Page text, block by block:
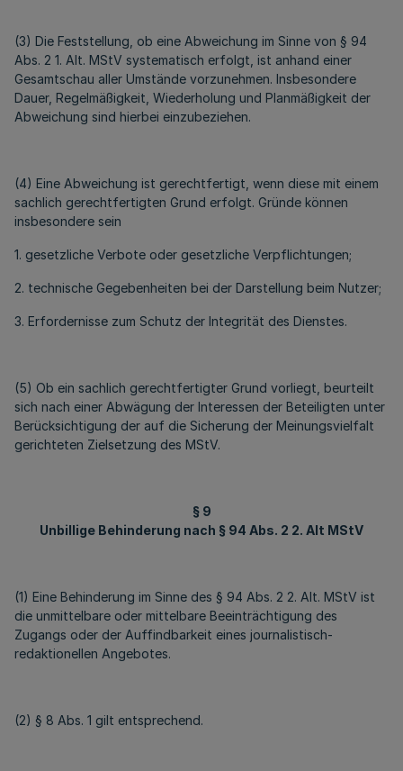
(3) Die Feststellung, ob eine Abweichung im Sinne von § 94
Abs. 2 1. Alt. MStV systematisch erfolgt, ist anhand einer
Gesamtschau aller Umstände vorzunehmen. Insbesondere
Dauer, Regelmäßigkeit, Wiederholung und Planmäßigkeit der
Abweichung sind hierbei einzubeziehen.
(4) Eine Abweichung ist gerechtfertigt, wenn diese mit einem
sachlich gerechtfertigten Grund erfolgt. Gründe können
insbesondere sein
1. gesetzliche Verbote oder gesetzliche Verpflichtungen;
2. technische Gegebenheiten bei der Darstellung beim Nutzer;
3. Erfordernisse zum Schutz der Integrität des Dienstes.
(5) Ob ein sachlich gerechtfertigter Grund vorliegt, beurteilt
sich nach einer Abwägung der Interessen der Beteiligten unter
Berücksichtigung der auf die Sicherung der Meinungsvielfalt
gerichteten Zielsetzung des MStV.
§ 9
Unbillige Behinderung nach § 94 Abs. 2 2. Alt MStV
(1) Eine Behinderung im Sinne des § 94 Abs. 2 2. Alt. MStV ist
die unmittelbare oder mittelbare Beeinträchtigung des
Zugangs oder der Auffindbarkeit eines journalistisch-
redaktionellen Angebotes.
(2) § 8 Abs. 1 gilt entsprechend.